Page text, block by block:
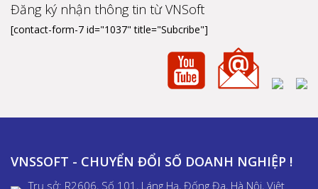
Đăng ký nhận thông tin từ VNSoft
[contact-form-7 id="1037" title="Subcribe"]
VNSSOFT - CHUYỂN ĐỔI SỐ DOANH NGHIỆP !
Trụ sở: R2606, Số 101, Láng Hạ, Đống Đa, Hà Nội, Việt